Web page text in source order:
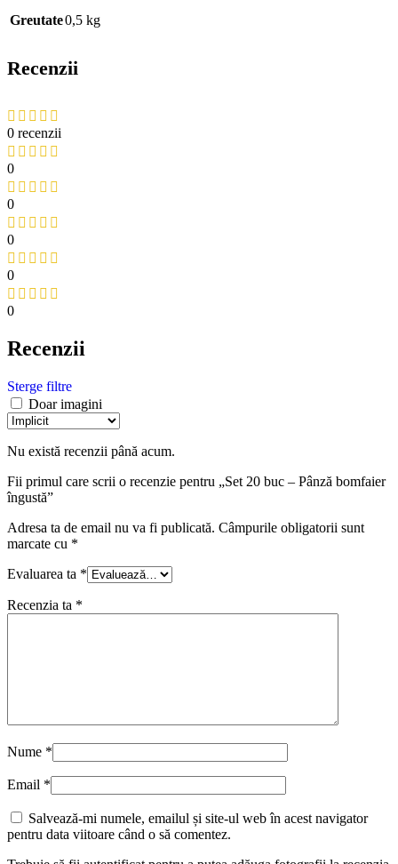
Greutate0,5 kg
Recenzii
0 recenzii
0
0
0
0
0
Recenzii
Sterge filtre
Doar imagini
Nu există recenzii până acum.
Fii primul care scrii o recenzie pentru „Set 20 buc – Pânză bomfaier
îngustă”
Adresa ta de email nu va fi publicată. Câmpurile obligatorii sunt
marcate cu *
Evaluarea ta *
Recenzia ta *
Nume *
Email *
Salvează-mi numele, emailul și site-ul web în acest navigator
pentru data viitoare când o să comentez.